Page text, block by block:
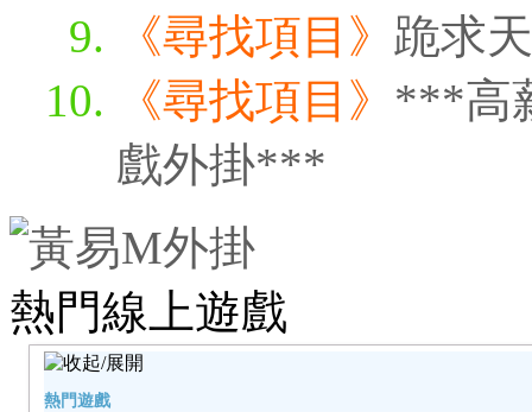
《尋找項目》 跪求
《尋找項目》 ***高
戲外掛***
熱門線上遊戲
熱門遊戲